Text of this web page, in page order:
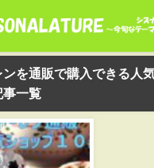
ンを通販で購入できる人
事一覧